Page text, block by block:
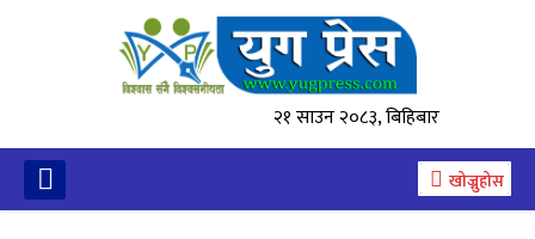
२१ साउन २०८३, बिहिबार
खोज्नुहोस